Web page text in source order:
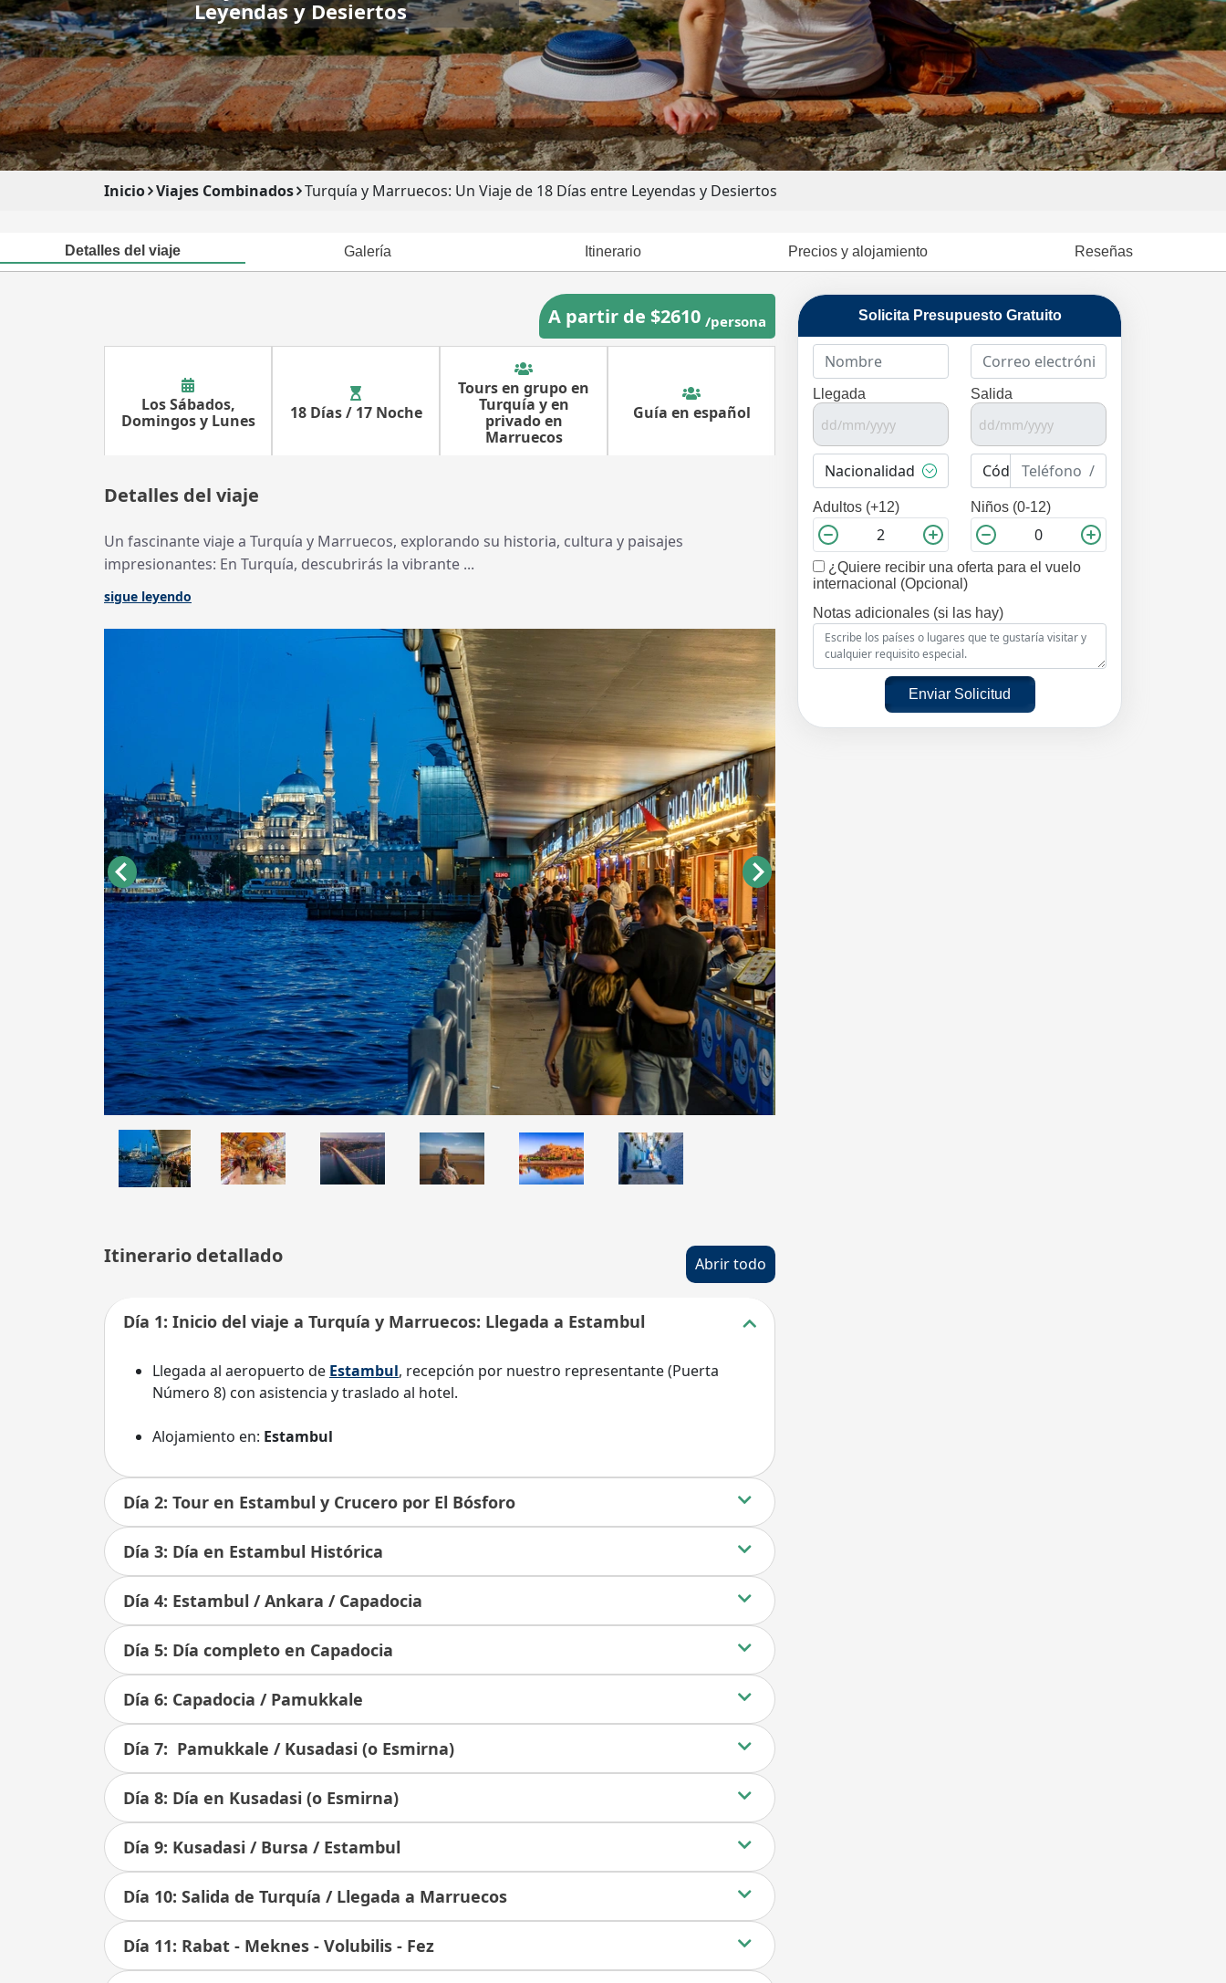
Leyendas y Desiertos
Inicio Viajes Combinados Turquía y Marruecos: Un Viaje de 18 Días entre Leyendas y Desiertos
Detalles del viaje Galería Itinerario Precios y alojamiento Reseñas
A partir de $2610 /persona
Los Sábados,
Domingos y Lunes
18 Días / 17 Noche
Tours en grupo en
Turquía y en
privado en
Marruecos
Guía en español
Detalles del viaje
Un fascinante viaje a Turquía y Marruecos, explorando su historia, cultura y paisajes
impresionantes: En Turquía, descubrirás la vibrante ...
sigue leyendo
Itinerario detallado Abrir todo
Día 1: Inicio del viaje a Turquía y Marruecos: Llegada a Estambul
Llegada al aeropuerto de Estambul, recepción por nuestro representante (Puerta
Número 8) con asistencia y traslado al hotel.
Alojamiento en: Estambul
Día 2: Tour en Estambul y Crucero por El Bósforo
Día 3: Día en Estambul Histórica
Día 4: Estambul / Ankara / Capadocia
Día 5: Día completo en Capadocia
Día 6: Capadocia / Pamukkale
Día 7: Pamukkale / Kusadasi (o Esmirna)
Día 8: Día en Kusadasi (o Esmirna)
Día 9: Kusadasi / Bursa / Estambul
Día 10: Salida de Turquía / Llegada a Marruecos
Día 11: Rabat - Meknes - Volubilis - Fez
Solicita Presupuesto Gratuito
Llegada Salida
Adultos (+12) Niños (0-12)
¿Quiere recibir una oferta para el vuelo
internacional (Opcional)
Notas adicionales (si las hay)
Enviar Solicitud